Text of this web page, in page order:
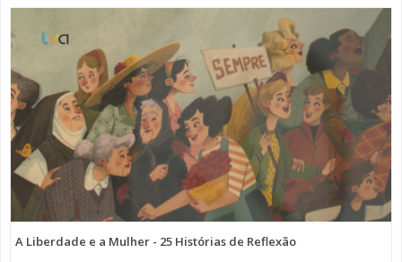
A Liberdade e a Mulher - 25 Histórias de Reflexão